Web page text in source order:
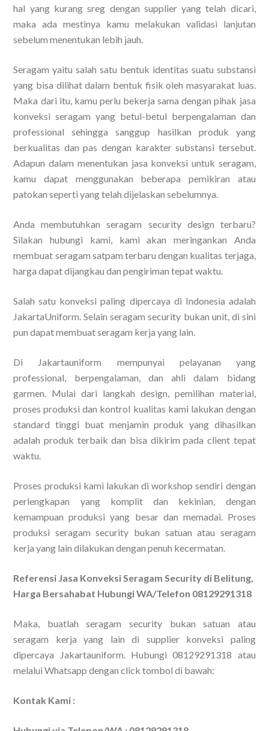
hal yang kurang sreg dengan supplier yang telah dicari,
maka ada mestinya kamu melakukan validasi lanjutan
sebelum menentukan lebih jauh.
Seragam yaitu salah satu bentuk identitas suatu substansi
yang bisa dilihat dalam bentuk fisik oleh masyarakat luas.
Maka dari itu, kamu perlu bekerja sama dengan pihak jasa
konveksi seragam yang betul-betul berpengalaman dan
professional sehingga sanggup hasilkan produk yang
berkualitas dan pas dengan karakter substansi tersebut.
Adapun dalam menentukan jasa konveksi untuk seragam,
kamu dapat menggunakan beberapa pemikiran atau
patokan seperti yang telah dijelaskan sebelumnya.
Anda membutuhkan seragam security design terbaru?
Silakan hubungi kami, kami akan meringankan Anda
membuat seragam satpam terbaru dengan kualitas terjaga,
harga dapat dijangkau dan pengiriman tepat waktu.
Salah satu konveksi paling dipercaya di Indonesia adalah
JakartaUniform. Selain seragam security bukan unit, di sini
pun dapat membuat seragam kerja yang lain.
Di Jakartauniform mempunyai pelayanan yang
professional, berpengalaman, dan ahli dalam bidang
garmen. Mulai dari langkah design, pemilihan material,
proses produksi dan kontrol kualitas kami lakukan dengan
standard tinggi buat menjamin produk yang dihasilkan
adalah produk terbaik dan bisa dikirim pada client tepat
waktu.
Proses produksi kami lakukan di workshop sendiri dengan
perlengkapan yang komplit dan kekinian, dengan
kemampuan produksi yang besar dan memadai. Proses
produksi seragam security bukan satuan atau seragam
kerja yang lain dilakukan dengan penuh kecermatan.
Referensi Jasa Konveksi Seragam Security di Belitung,
Harga Bersahabat Hubungi WA/Telefon 08129291318
Maka, buatlah seragam security bukan satuan atau
seragam kerja yang lain di supplier konveksi paling
dipercaya Jakartauniform. Hubungi 08129291318 atau
melalui Whatsapp dengan click tombol di bawah:
Kontak Kami :